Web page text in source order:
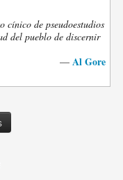
cínico de pseudoestudios
del pueblo de discernir
— Al Gore